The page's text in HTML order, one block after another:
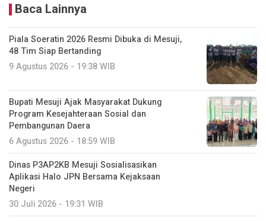
Baca Lainnya
Piala Soeratin 2026 Resmi Dibuka di Mesuji,
48 Tim Siap Bertanding
9 Agustus 2026 - 19:38 WIB
Bupati Mesuji Ajak Masyarakat Dukung
Program Kesejahteraan Sosial dan
Pembangunan Daera
6 Agustus 2026 - 18:59 WIB
Dinas P3AP2KB Mesuji Sosialisasikan
Aplikasi Halo JPN Bersama Kejaksaan
Negeri
30 Juli 2026 - 19:31 WIB